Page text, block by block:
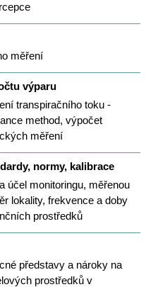
měření
výparu
transpiračního toku -
method, výpočet
měření
normy, kalibrace
účel monitoringu, měřenou
lokality, frekvence a doby
prostředků
představy a nároky na
prostředků v